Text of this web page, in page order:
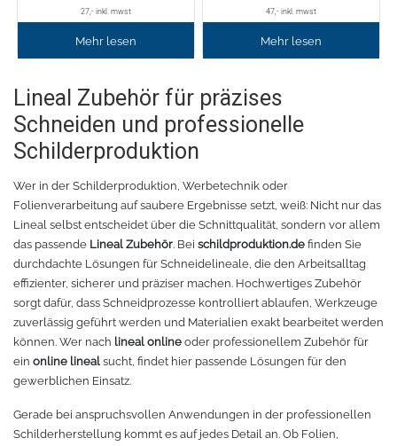
Gedruckte Medien
Oracal metallisierte Folien
Oralite 5600E
Oralite 5700
Oracal 7510
Oracal 8300
Oracal 8500
Oracal 8870
Oralux 9300
Schneide-Software
Ersatzteile
Schneideplotter
Transferpressen
Schneidleisten
Schneidewerkzeuge und -matten
Messer
Messerklingen
Pinzette
Schere
Myrtle Beach
B&C Collektion
Sols
Stormtech
James & Nicholson
27,- inkl. mwst
Mehr lesen
47,- inkl. mwst
Mehr lesen
Lineal Zubehör für präzises
Schneiden und professionelle
Schilderproduktion
Wer in der Schilderproduktion, Werbetechnik oder
Folienverarbeitung auf saubere Ergebnisse setzt, weiß: Nicht nur das
Lineal selbst entscheidet über die Schnittqualität, sondern vor allem
das passende Lineal Zubehör. Bei schildproduktion.de finden Sie
durchdachte Lösungen für Schneidelineale, die den Arbeitsalltag
effizienter, sicherer und präziser machen. Hochwertiges Zubehör
sorgt dafür, dass Schneidprozesse kontrolliert ablaufen, Werkzeuge
zuverlässig geführt werden und Materialien exakt bearbeitet werden
können. Wer nach lineal online oder professionellem Zubehör für
ein online lineal sucht, findet hier passende Lösungen für den
gewerblichen Einsatz.
Gerade bei anspruchsvollen Anwendungen in der professionellen
Schilderherstellung kommt es auf jedes Detail an. Ob Folien,